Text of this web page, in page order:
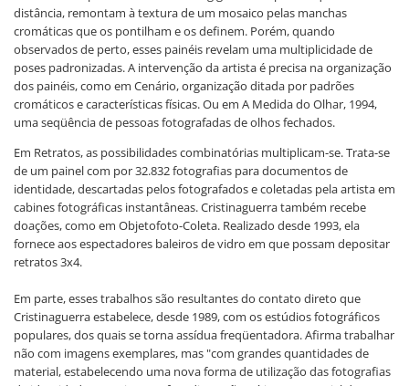
distância, remontam à textura de um mosaico pelas manchas
cromáticas que os pontilham e os definem. Porém, quando
observados de perto, esses painéis revelam uma multiplicidade de
poses padronizadas. A intervenção da artista é precisa na organização
dos painéis, como em Cenário, organização ditada por padrões
cromáticos e características físicas. Ou em A Medida do Olhar, 1994,
uma seqüência de pessoas fotografadas de olhos fechados.
Em Retratos, as possibilidades combinatórias multiplicam-se. Trata-se
de um painel com por 32.832 fotografias para documentos de
identidade, descartadas pelos fotografados e coletadas pela artista em
cabines fotográficas instantâneas. Cristinaguerra também recebe
doações, como em Objetofoto-Coleta. Realizado desde 1993, ela
fornece aos espectadores baleiros de vidro em que possam depositar
retratos 3x4.
Em parte, esses trabalhos são resultantes do contato direto que
Cristinaguerra estabelece, desde 1989, com os estúdios fotográficos
populares, dos quais se torna assídua freqüentadora. Afirma trabalhar
não com imagens exemplares, mas "com grandes quantidades de
material, estabelecendo uma nova forma de utilização das fotografias